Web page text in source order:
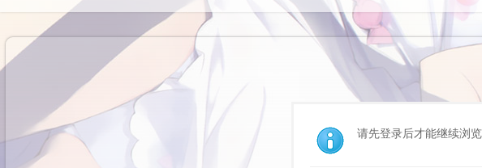
请先登录后才能继续浏览